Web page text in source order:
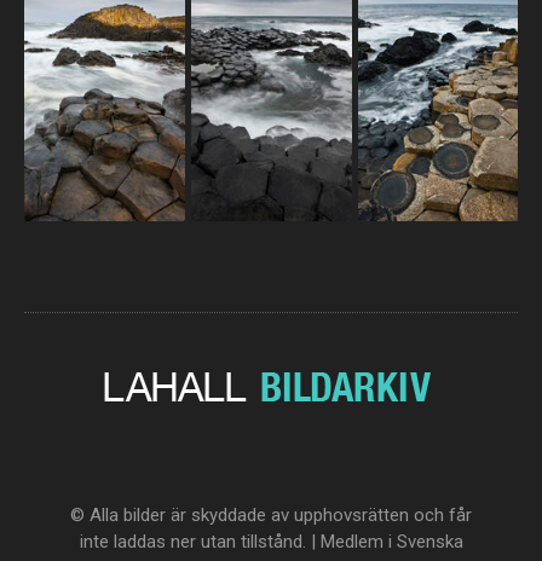
© Alla bilder är skyddade av upphovsrätten och får
inte laddas ner utan tillstånd. | Medlem i Svenska